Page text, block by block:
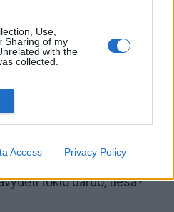
Use,
Sharing of my
with the
collected.
Access Privacy Policy
kas nors
ant medžio, ar koks
- niekada negali žinoti.
sukuria lyg atskirą
pasivaikščioti, pamatyti,
"žaidžia Lego" visą dieną.
tokio darbo, tiesa?